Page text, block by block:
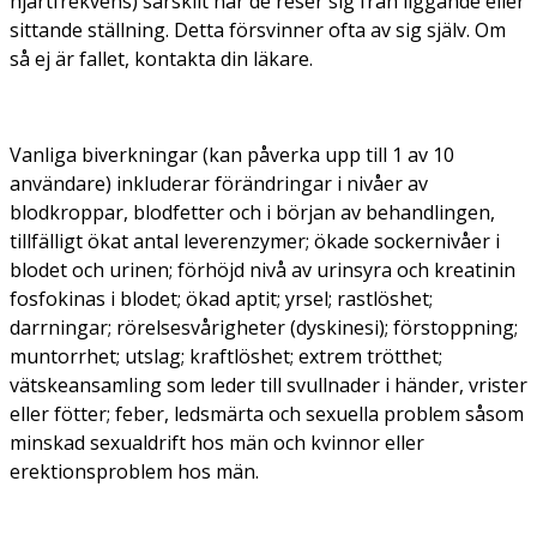
sittande ställning. Detta försvinner ofta av sig själv. Om
så ej är fallet, kontakta din läkare.
Vanliga biverkningar (kan påverka upp till 1 av 10
användare) inkluderar förändringar i nivåer av
blodkroppar, blodfetter och i början av behandlingen,
tillfälligt ökat antal leverenzymer; ökade sockernivåer i
blodet och urinen; förhöjd nivå av urinsyra och kreatinin
fosfokinas i blodet; ökad aptit; yrsel; rastlöshet;
darrningar; rörelsesvårigheter (dyskinesi); förstoppning;
muntorrhet; utslag; kraftlöshet; extrem trötthet;
vätskeansamling som leder till svullnader i händer, vrister
eller fötter; feber, ledsmärta och sexuella problem såsom
minskad sexualdrift hos män och kvinnor eller
erektionsproblem hos män.